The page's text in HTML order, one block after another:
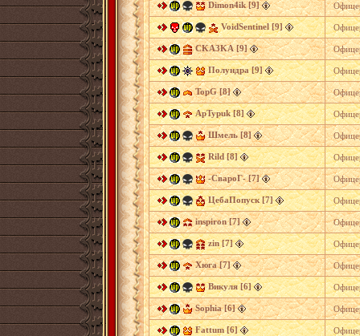
Dimon4ik [9]
VoidSentinel [9]
CKA3KA [9]
Полундра [9]
TopG [8]
ApTypuk [8]
Шмель [8]
Rild [8]
-СвароГ- [7]
ЦебаПопуск [7]
inspiron [7]
zin [7]
Хюга [7]
Викуля [6]
Sophia [6]
Fattum [6]